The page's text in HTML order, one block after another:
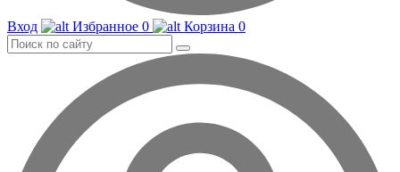
Вход Избранное 0 Корзина 0